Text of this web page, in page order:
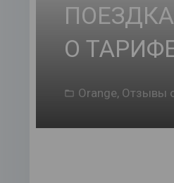
О ТАРИФЕ
Orange, Отзывы